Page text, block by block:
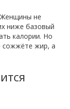
Женщины не
ниже базовый
калории. Но
сожжёте жир, а